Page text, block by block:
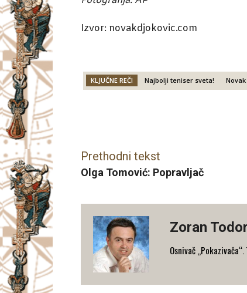
Izvor: novakdjokovic.com
KLJUČNE REČI Najbolji teniser sveta!
Prethodni tekst
Olga Tomović: Popravljač
Zoran
Osnivač